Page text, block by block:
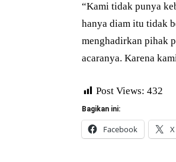
“Kami tidak punya
hanya diam itu tidak
menghadirkan pihak
acaranya. Karena
Post Views: 432
Bagikan ini:
Facebook X